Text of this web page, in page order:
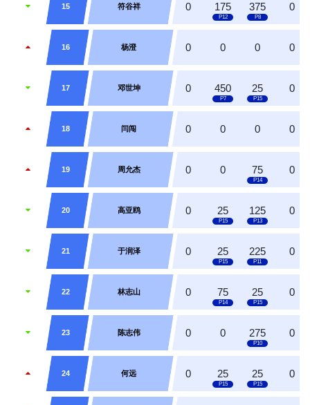
15 符谷祥 0 175 375 0
16 杨澄 0 0 0 0
17 邓世坤 0 450 25 0
18 闫闯 0 0 0 0
19 周允杰 0 0 75 0
20 高亚鸥 0 25 125 0
21 于润泽 0 25 225 0
22 林志山 0 75 25 0
23 陈志伟 0 0 275 0
24 何远 0 25 25 0